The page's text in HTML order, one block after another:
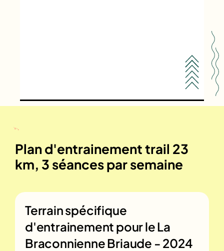
Plan d'entrainement trail 23
km, 3 séances par semaine
Terrain spécifique
d'entrainement pour leLa
Braconnienne Briaude - 2024